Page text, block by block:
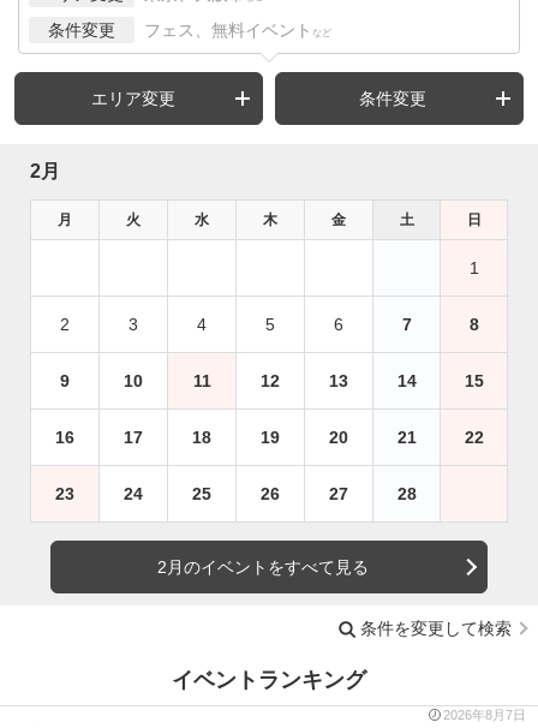
条件変更 フェス、無料イベント など
エリア変更 条件変更
2月
月 火 水 木 金 土 日
1
2 3 4 5 6 7 8
9 10 11 12 13 14 15
16 17 18 19 20 21 22
23 24 25 26 27 28
2月のイベントをすべて見る
条件を変更して検索
イベントランキング
2026年8月7日